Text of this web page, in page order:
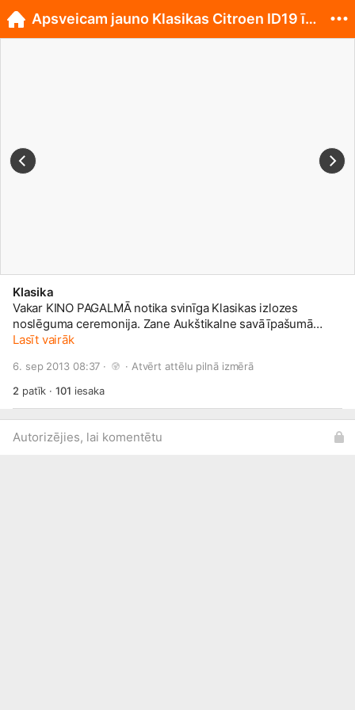
Klasika
Vakar KINO PAGALMĀ notika svinīga Klasikas izlozes
noslēguma ceremonija. Zane Aukštikalne savā īpašumā
saņēma klasisko Citroen ID19. Apsveicam!
Lasīt vairāk
6. sep 2013 08:37 · · Atvērt attēlu pilnā izmērā
2 patīk ·101 iesaka
Autorizējies, lai komentētu
Apsveicam jauno Klasikas Citroen ID19 īpašnieci!